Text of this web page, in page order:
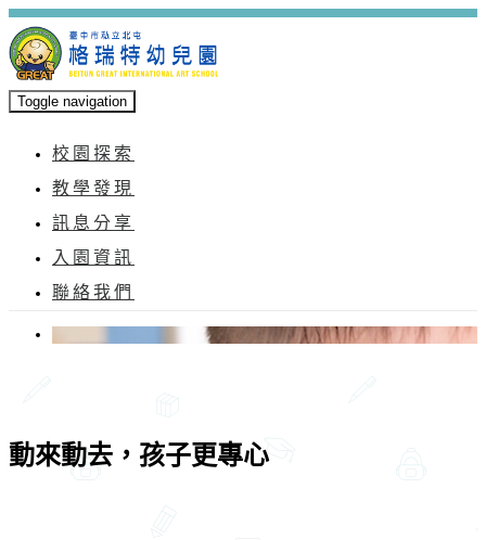
Toggle navigation
校園探索
教學發現
訊息分享
入園資訊
聯絡我們
動來動去，孩子更專心